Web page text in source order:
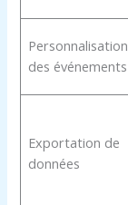
Personnalisation
des événements
Exportation de
données